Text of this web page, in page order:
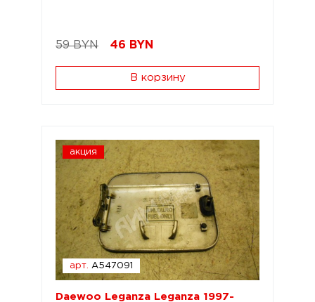
59 BYN 46 BYN
В корзину
акция
арт. A547091
Daewoo Leganza Leganza 1997-